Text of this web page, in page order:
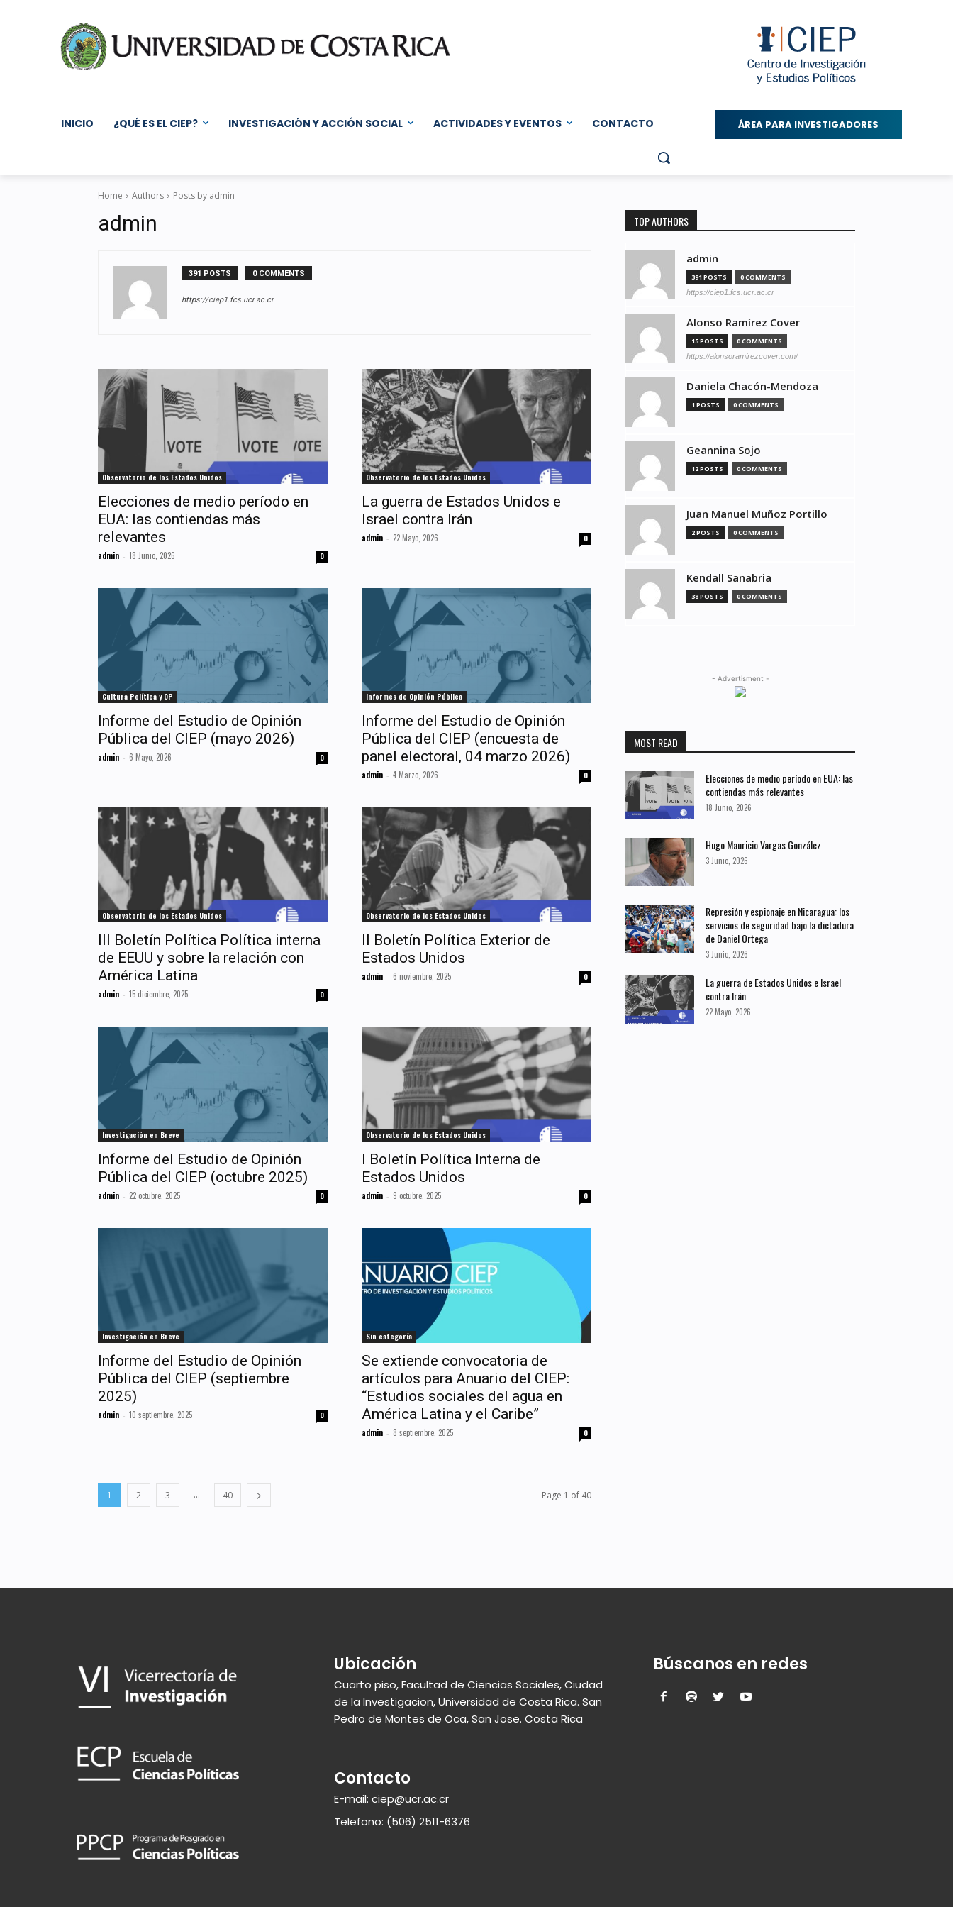
INICIO ¿QUÉ ES EL CIEP? INVESTIGACIÓN Y ACCIÓN SOCIAL ACTIVIDADES Y EVENTOS CONTACTO ÁREA PARA INVESTIGADORES
Home Authors Posts by admin
admin
391 POSTS 0 COMMENTS
https://ciep1.fcs.ucr.ac.cr
Observatorio de los Estados Unidos
Elecciones de medio período en
EUA: las contiendas más
relevantes
admin - 18 Junio, 2026 0
Observatorio de los Estados Unidos
La guerra de Estados Unidos e
Israel contra Irán
admin - 22 Mayo, 2026 0
Cultura Política y OP
Informe del Estudio de Opinión
Pública del CIEP (mayo 2026)
admin - 6 Mayo, 2026 0
Informes de Opinión Pública
Informe del Estudio de Opinión
Pública del CIEP (encuesta de
panel electoral, 04 marzo 2026)
admin - 4 Marzo, 2026 0
Observatorio de los Estados Unidos
III Boletín Política Política interna
de EEUU y sobre la relación con
América Latina
admin - 15 diciembre, 2025 0
Observatorio de los Estados Unidos
II Boletín Política Exterior de
Estados Unidos
admin - 6 noviembre, 2025 0
Investigación en Breve
Informe del Estudio de Opinión
Pública del CIEP (octubre 2025)
admin - 22 octubre, 2025 0
Observatorio de los Estados Unidos
I Boletín Política Interna de
Estados Unidos
admin - 9 octubre, 2025 0
Investigación en Breve
Informe del Estudio de Opinión
Pública del CIEP (septiembre
2025)
admin - 10 septiembre, 2025 0
Sin categoría
Se extiende convocatoria de
artículos para Anuario del CIEP:
“Estudios sociales del agua en
América Latina y el Caribe”
admin - 8 septiembre, 2025 0
1 2 3 ... 40 Page 1 of 40
TOP AUTHORS
admin
391 POSTS 0 COMMENTS
https://ciep1.fcs.ucr.ac.cr
Alonso Ramírez Cover
15 POSTS 0 COMMENTS
https://alonsoramirezcover.com/
Daniela Chacón-Mendoza
1 POSTS 0 COMMENTS
Geannina Sojo
12 POSTS 0 COMMENTS
Juan Manuel Muñoz Portillo
2 POSTS 0 COMMENTS
Kendall Sanabria
38 POSTS 0 COMMENTS
- Advertisment -
MOST READ
Elecciones de medio período en EUA: las
contiendas más relevantes
18 Junio, 2026
Hugo Mauricio Vargas González
3 Junio, 2026
Represión y espionaje en Nicaragua: los
servicios de seguridad bajo la dictadura
de Daniel Ortega
3 Junio, 2026
La guerra de Estados Unidos e Israel
contra Irán
22 Mayo, 2026
Ubicación
Cuarto piso, Facultad de Ciencias Sociales, Ciudad
de la Investigacion, Universidad de Costa Rica. San
Pedro de Montes de Oca, San Jose. Costa Rica
Contacto
E-mail: ciep@ucr.ac.cr
Telefono: (506) 2511-6376
Búscanos en redes